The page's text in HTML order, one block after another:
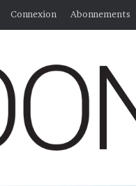
Connexion Abonnements